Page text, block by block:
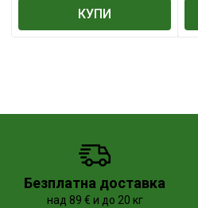
КУПИ
Безплатна доставка
над 89 € и до 20 кг